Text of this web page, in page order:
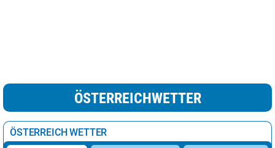
ÖSTERREICHWETTER
ÖSTERREICH WETTER